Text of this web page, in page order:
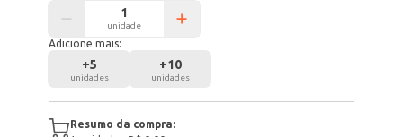
unidade
Adicione mais:
+5
unidades
+10
unidades
Resumo da compra: